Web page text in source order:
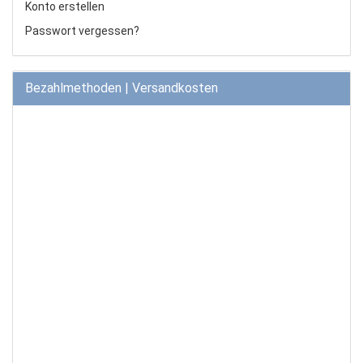
Konto erstellen
Passwort vergessen?
Bezahlmethoden | Versandkosten